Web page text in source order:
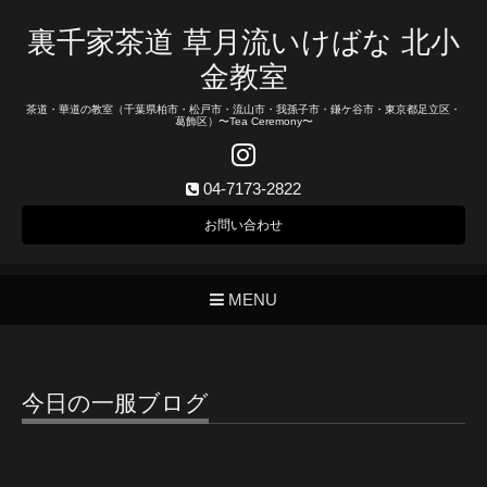
裏千家茶道 草月流いけばな 北小
金教室
茶道・華道の教室（千葉県柏市・松戸市・流山市・我孫子市・鎌ケ谷市・東京都足立区・
葛飾区）〜Tea Ceremony〜
04-7173-2822
お問い合わせ
MENU
今日の一服ブログ